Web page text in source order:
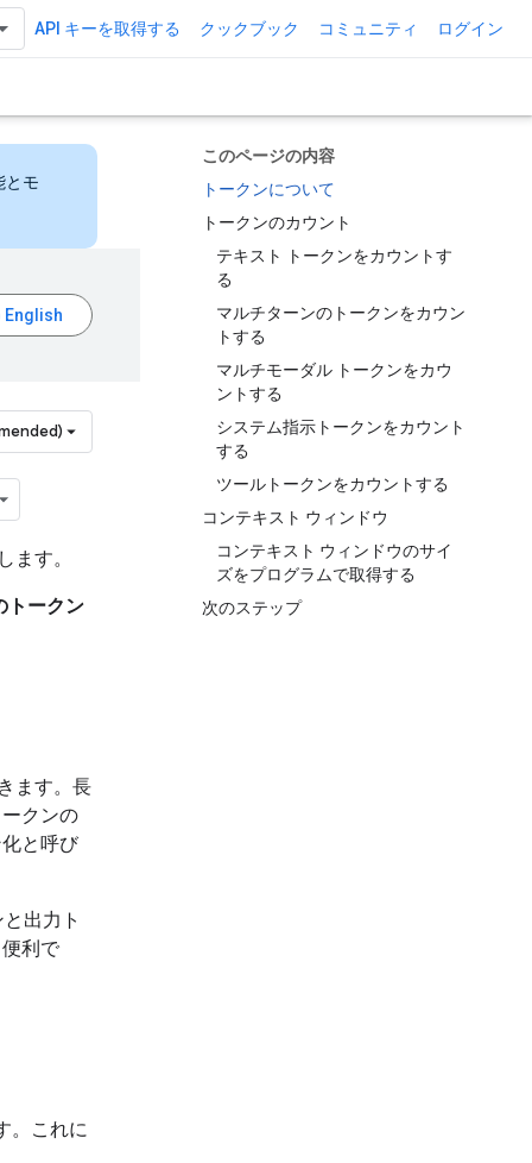
API キーを取得する クックブック コミュニティ ログイン
このページの内容
トークンについて
トークンのカウント
テキスト トークンをカウントす
る
マルチターンのトークンをカウン
トする
マルチモーダル トークンをカウ
ントする
システム指示トークンをカウント
する
ツールトークンをカウントする
コンテキスト ウィンドウ
コンテキスト ウィンドウのサイ
ズをプログラムで取得する
次のステップ
とモ
ます。
トークン
ます。長
クンの
と呼び
出力ト
利で
。これに